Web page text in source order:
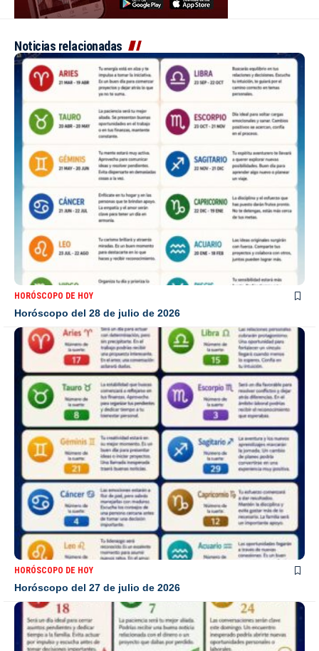
Noticias relacionadas
HORÓSCOPO DE HOY
Horóscopo del 28 de julio de 2026
HORÓSCOPO DE HOY
Horóscopo del 27 de julio de 2026